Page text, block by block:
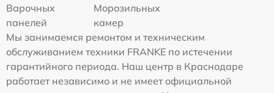
Варочных
панелей
Морозильных
камер
Мы занимаемся ремонтом и техническим
обслуживанием техники FRANKE по истечении
гарантийного периода. Наш центр в Краснодаре
работает независимо и не имеет официальной